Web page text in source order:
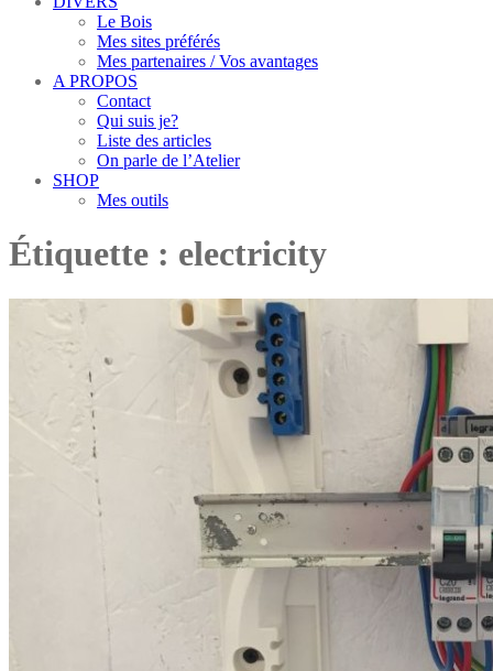
Le Bois
Mes sites préférés
Mes partenaires / Vos avantages
A PROPOS
Contact
Qui suis je?
Liste des articles
On parle de l’Atelier
SHOP
Mes outils
Étiquette : electricity